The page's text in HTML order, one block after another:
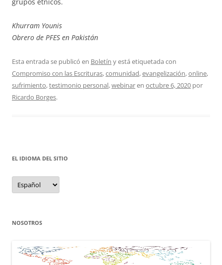
Khurram Younis
Obrero de PFES en Pakistán
Esta entrada se publicó en Boletín y está etiquetada con
Compromiso con las Escrituras,comunidad,evangelización,online,
sufrimiento,testimonio personal,webinaren octubre 6, 2020 por
Ricardo Borges.
EL IDIOMA DEL SITIO
el
idioma
del
NOSOTROS